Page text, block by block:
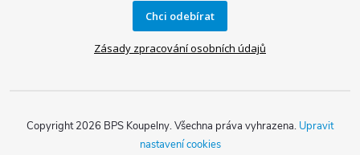
Chci odebírat
Zásady zpracování osobních údajů
Copyright 2026 BPS Koupelny. Všechna práva vyhrazena. Upravit
nastavení cookies